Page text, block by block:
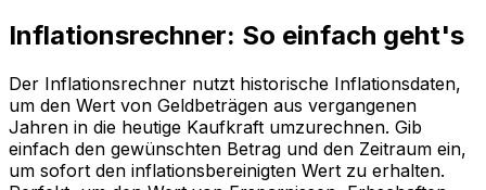
Inflationsrechner: So einfach geht's
Der Inflationsrechner nutzt historische Inflationsdaten,
um den Wert von Geldbeträgen aus vergangenen
Jahren in die heutige Kaufkraft umzurechnen. Gib
einfach den gewünschten Betrag und den Zeitraum ein,
um sofort den inflationsbereinigten Wert zu erhalten.